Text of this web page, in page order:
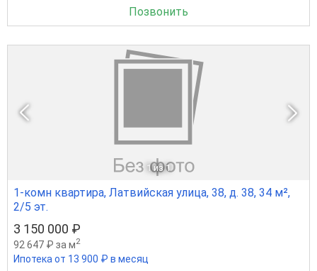
Позвонить
1 из 1
1-комн квартира, Латвийская улица, 38, д. 38, 34 м²,
2/5 эт.
3 150 000 ₽
92 647 ₽ за м2
Ипотека от 13 900 ₽ в месяц